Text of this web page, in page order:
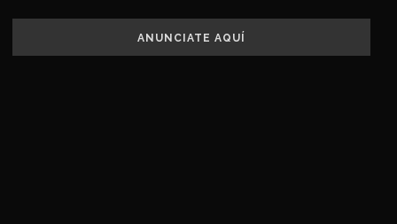
ANUNCIATE AQUÍ